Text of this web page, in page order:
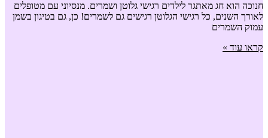
חנוכה הוא חג מאתגר לילדים רגישי גלוטן ושמרים. מנסיוני עם מטופלים
לאורך השנים, כל רגישי הגלוטן רגישים גם לשמרים! כן, גם בטיגון בשמן
עמוק השמרים
קראו עוד »